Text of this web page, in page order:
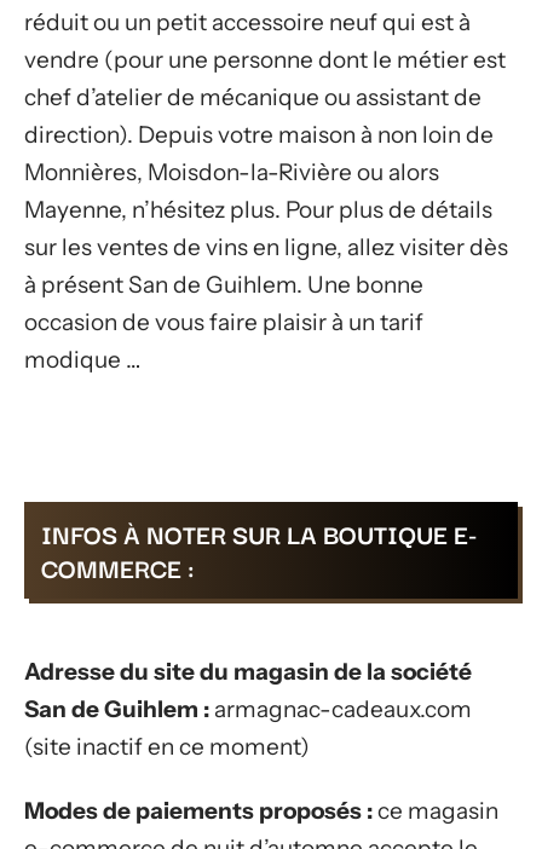
réduit ou un petit accessoire neuf qui est à
vendre (pour une personne dont le métier est
chef d’atelier de mécanique ou assistant de
direction). Depuis votre maison à non loin de
Monnières, Moisdon-la-Rivière ou alors
Mayenne, n’hésitez plus. Pour plus de détails
sur les ventes de vins en ligne, allez visiter dès
à présent San de Guihlem. Une bonne
occasion de vous faire plaisir à un tarif
modique …
INFOS À NOTER SUR LA BOUTIQUE E-
COMMERCE :
Adresse du site du magasin de la société
San de Guihlem : armagnac-cadeaux.com
(site inactif en ce moment)
Modes de paiements proposés :ce magasin